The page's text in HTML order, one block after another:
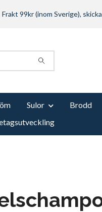
Frakt 99kr (inom Sverige),
Sulor Brodd